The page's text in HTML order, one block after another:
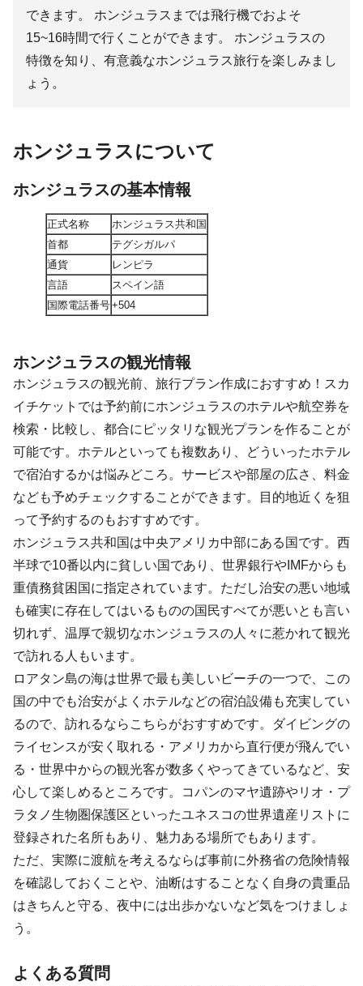
できます。 ホンジュラスまでは飛行機でおよそ
15~16時間で行くことができます。 ホンジュラスの
特徴を知り、有意義なホンジュラス旅行を楽しみまし
ょう。
ホンジュラスについて
ホンジュラスの基本情報
正式名称
ホンジュラス共和国
首都
テグシガルパ
通貨
レンピラ
言語
スペイン語
国際電話番号+504
ホンジュラスの観光情報
ホンジュラスの観光前、旅行プラン作成におすすめ！スカ
イチケットでは予約前にホンジュラスのホテルや航空券を
検索・比較し、都合にピッタリな観光プランを作ることが
可能です。ホテルといっても複数あり、どういったホテル
で宿泊するかは悩みどころ。サービスや部屋の広さ、料金
なども予めチェックすることができます。目的地近くを狙
って予約するのもおすすめです。
ホンジュラス共和国は中央アメリカ中部にある国です。西
半球で10番以内に貧しい国であり、世界銀行やIMFからも
重債務貧困国に指定されています。ただし治安の悪い地域
も確実に存在してはいるものの国民すべてが悪いとも言い
切れず、温厚で親切なホンジュラスの人々に惹かれて観光
で訪れる人もいます。
ロアタン島の海は世界で最も美しいビーチの一つで、この
国の中でも治安がよくホテルなどの宿泊設備も充実してい
るので、訪れるならこちらがおすすめです。ダイビングの
ライセンスが安く取れる・アメリカから直行便が飛んでい
る・世界中からの観光客が数多くやってきているなど、安
心して楽しめるところです。コパンのマヤ遺跡やリオ・プ
ラタノ生物圏保護区といったユネスコの世界遺産リストに
登録された名所もあり、魅力ある場所でもあります。
ただ、実際に渡航を考えるならば事前に外務省の危険情報
を確認しておくことや、油断はすることなく自身の貴重品
はきちんと守る、夜中には出歩かないなど気をつけましょ
う。
よくある質問